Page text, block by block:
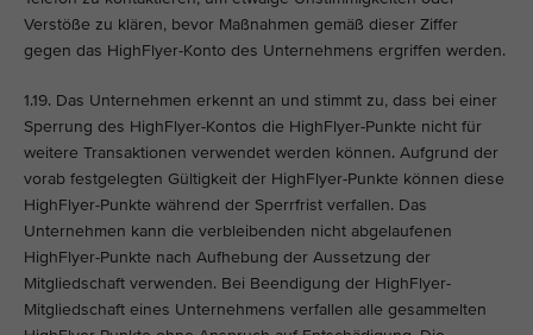
Verstöße zu klären, bevor Maßnahmen gemäß dieser Ziffer
gegen das HighFlyer-Konto des Unternehmens ergriffen werden.
1.19. Das Unternehmen erkennt an und stimmt zu, dass bei einer
Sperrung des HighFlyer-Kontos die HighFlyer-Punkte nicht für
weitere Transaktionen verwendet werden können. Aufgrund der
vorab festgelegten Gültigkeit der HighFlyer-Punkte können diese
HighFlyer-Punkte während der Sperrfrist verfallen. Das
Unternehmen kann die verbleibenden nicht abgelaufenen
HighFlyer-Punkte nach Aufhebung der Aussetzung der
Mitgliedschaft verwenden. Bei Beendigung der HighFlyer-
Mitgliedschaft eines Unternehmens verfallen alle gesammelten